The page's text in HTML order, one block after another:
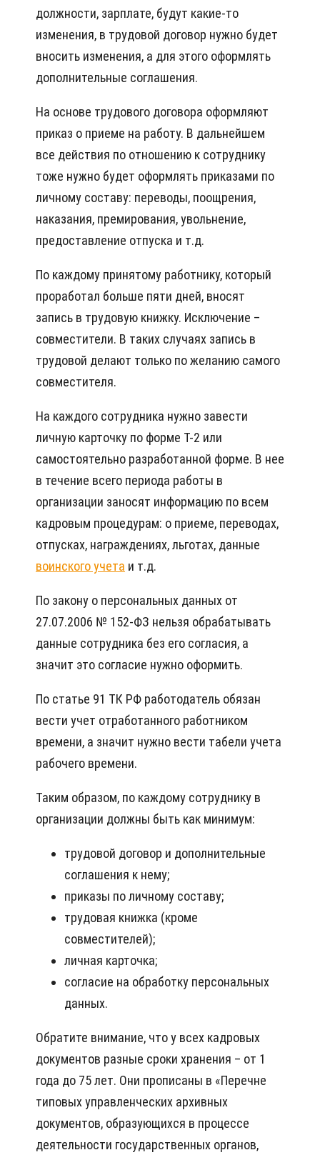
должности, зарплате, будут какие-то
изменения, в трудовой договор нужно будет
вносить изменения, а для этого оформлять
дополнительные соглашения.
На основе трудового договора оформляют
приказ о приеме на работу. В дальнейшем
все действия по отношению к сотруднику
тоже нужно будет оформлять приказами по
личному составу: переводы, поощрения,
наказания, премирования, увольнение,
предоставление отпуска и т.д.
По каждому принятому работнику, который
проработал больше пяти дней, вносят
запись в трудовую книжку. Исключение –
совместители. В таких случаях запись в
трудовой делают только по желанию самого
совместителя.
На каждого сотрудника нужно завести
личную карточку по форме Т-2 или
самостоятельно разработанной форме. В нее
в течение всего периода работы в
организации заносят информацию по всем
кадровым процедурам: о приеме, переводах,
отпусках, награждениях, льготах, данные
воинского учета и т.д.
По закону о персональных данных от
27.07.2006 № 152-ФЗ нельзя обрабатывать
данные сотрудника без его согласия, а
значит это согласие нужно оформить.
По статье 91 ТК РФ работодатель обязан
вести учет отработанного работником
времени, а значит нужно вести табели учета
рабочего времени.
Таким образом, по каждому сотруднику в
организации должны быть как минимум:
трудовой договор и дополнительные
соглашения к нему;
приказы по личному составу;
трудовая книжка (кроме
совместителей);
личная карточка;
согласие на обработку персональных
данных.
Обратите внимание, что у всех кадровых
документов разные сроки хранения – от 1
года до 75 лет. Они прописаны в «Перечне
типовых управленческих архивных
документов, образующихся в процессе
деятельности государственных органов,